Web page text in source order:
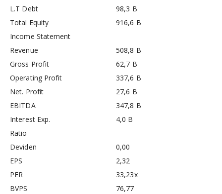
L.T Debt
98,3 B
Total Equity
916,6 B
Income Statement
Revenue
508,8 B
Gross Profit
62,7 B
Operating Profit
337,6 B
Net. Profit
27,6 B
EBITDA
347,8 B
Interest Exp.
4,0 B
Ratio
Deviden
0,00
EPS
2,32
PER
33,23x
BVPS
76,77